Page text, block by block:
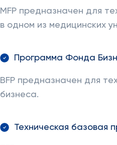
MFP предназначен для
в одном из медицинских
Программа Фонда
BFP предназначен для
бизнеса.
Техническая базовая